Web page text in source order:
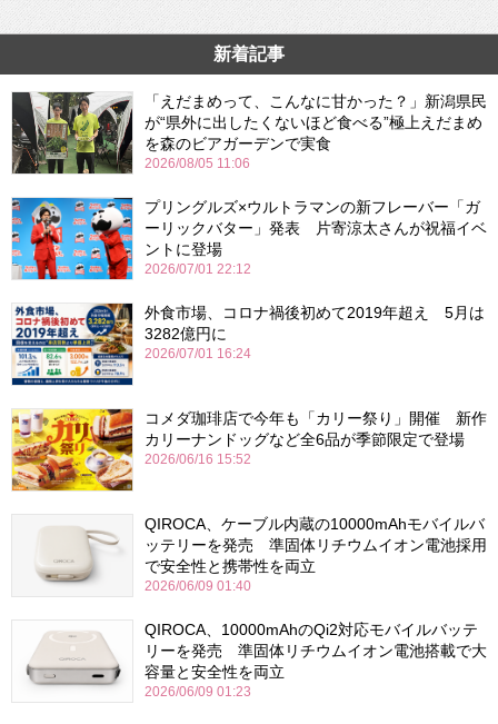
新着記事
「えだまめって、こんなに甘かった？」新潟県民
が“県外に出したくないほど食べる”極上えだまめ
を森のビアガーデンで実食
2026/08/05 11:06
プリングルズ×ウルトラマンの新フレーバー「ガ
ーリックバター」発表 片寄涼太さんが祝福イベ
ントに登場
2026/07/01 22:12
外食市場、コロナ禍後初めて2019年超え 5月は
3282億円に
2026/07/01 16:24
コメダ珈琲店で今年も「カリー祭り」開催 新作
カリーナンドッグなど全6品が季節限定で登場
2026/06/16 15:52
QIROCA、ケーブル内蔵の10000mAhモバイルバ
ッテリーを発売 準固体リチウムイオン電池採用
で安全性と携帯性を両立
2026/06/09 01:40
QIROCA、10000mAhのQi2対応モバイルバッテ
リーを発売 準固体リチウムイオン電池搭載で大
容量と安全性を両立
2026/06/09 01:23